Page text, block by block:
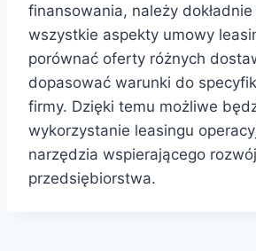
finansowania, należy
wszystkie aspekty umowy
porównać oferty różnych
dopasować warunki do
firmy. Dzięki temu możliwe
wykorzystanie leasingu
narzędzia wspierającego
przedsiębiorstwa.